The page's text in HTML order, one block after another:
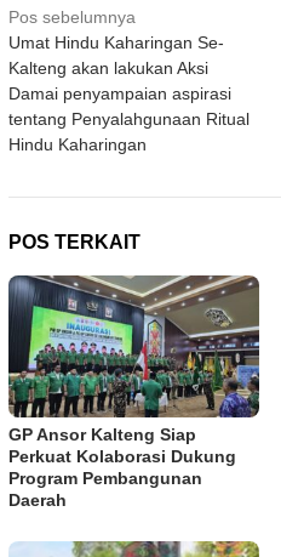
Navigasi
pos
Pos sebelumnya
Umat Hindu Kaharingan Se-
Kalteng akan lakukan Aksi
Damai penyampaian aspirasi
tentang Penyalahgunaan Ritual
Hindu Kaharingan
POS TERKAIT
GP Ansor Kalteng Siap
Perkuat Kolaborasi Dukung
Program Pembangunan
Daerah